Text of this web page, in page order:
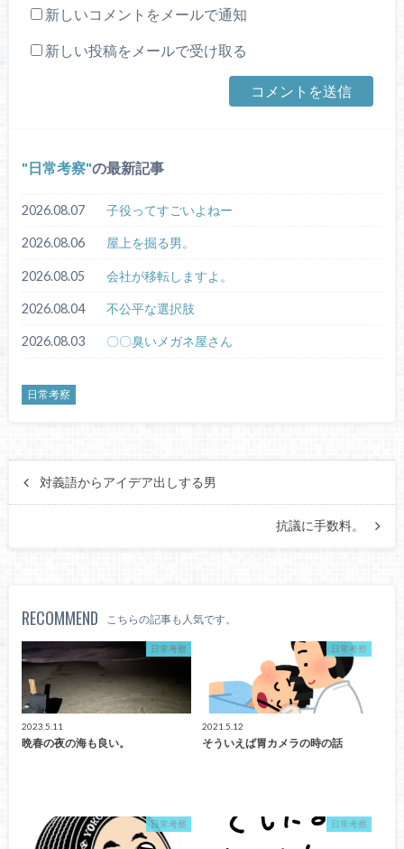
新しいコメントをメールで通知
新しい投稿をメールで受け取る
日常考察 の最新記事
2026.08.07 子役ってすごいよねー
2026.08.06 屋上を掘る男。
2026.08.05 会社が移転しますよ。
2026.08.04 不公平な選択肢
2026.08.03 〇〇臭いメガネ屋さん
日常考察
対義語からアイデア出しする男
抗議に手数料。
RECOMMEND こちらの記事も人気です。
日常考察
2023.5.11
晩春の夜の海も良い。
日常考察
2021.5.12
そういえば胃カメラの時の話
日常考察 日常考察